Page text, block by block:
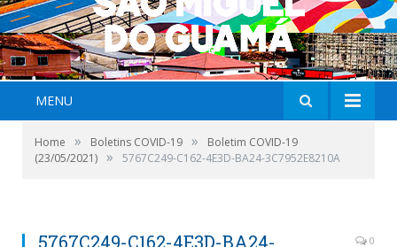
MENU
Home » Boletins COVID-19 »
Boletim COVID-19
(23/05/2021) » 5767C249-C162-4E3D-BA24-3C7952E8210A
5767C249-C162-4E3D-BA24-
0